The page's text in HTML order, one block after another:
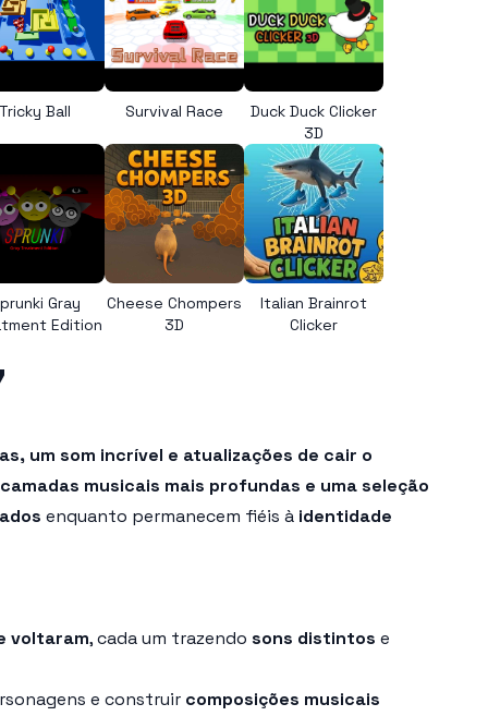
Tricky Ball Survival Race
Duck Duck Clicker
3D
Gray
Edition
Cheese Chompers
3D
Italian Brainrot
Clicker
um som incrível e atualizações de cair o
musicais mais profundas e uma seleção
enquanto permanecem fiéis à identidade
voltaram, cada um trazendo sons distintos e
e construir composições musicais